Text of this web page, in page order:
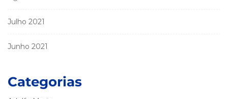
Julho 2021
Junho 2021
Categorias